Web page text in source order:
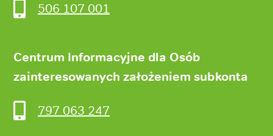
506 107 001
Centrum Informacyjne dla Osób
zainteresowanych założeniem subkonta
797 063 247